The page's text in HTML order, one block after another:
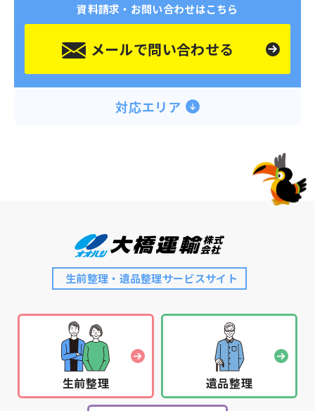
トを担っており、ご参加いただく方々に寄り添った
内容をお届けできると考えています。また、毎週水
曜日に弊社が経営している「たいやきわらしべ」で
開催する「おはなし広場」は、自分に合った食事や
安や悩みを話すコミュニティとして育んできまし
た。バランスボールや健康太極拳の講習会なども開
けとなり、社員の想いやサービスを知っていただく
ことで、困りごとが生まれた時に弊社のことを思い
出していただけたら大変嬉しいです。「人々の暮ら
めることによって、社員一人ひとりのモチベーショ
います。 これからは少子高齢化や人口減少の影響
想されますが、地域と関わり続け、挑戦できる会社
でありたいと思っています。また、今後は実践して
きた取り組みを全国にも伝えていきたいと考えてい
ます。セミナー依頼があれば、全国どこででもお話
させていただきます。弊社の取り組みが参考になれ
いただけますか？」 園田「お電話をいただいてお
宅に伺い、お見積りと作業日時を決めます。 その
後作業に伺うというシンプルな流れです」 －－
「必ず直接訪問されるのは、御社の通常業務と全く
ですが、空かずの間や入り組んだ奥の部屋からでも
割！ そういえば私の実家にも眠っています（苦
婚礼タンスも20年くらい前のものが多かったです
すが、大橋さんの場合は『リユース』という形を取
っているのが、気持ち的にもいいのではないです
か？」 園田「はい。独自のルートでフィリピンに
送っています」 －－「思い出の品をどなたかに使
ってもらえるのは嬉しいですね。作りもいいでしょ
うから海の向こうで活躍してくれてると思います」
資料請求・お問い合わせはこちら
メールで問い合わせる
対応エリア
生前整理・遺品整理サービスサイト
生前整理 遺品整理